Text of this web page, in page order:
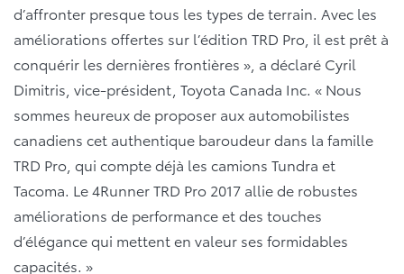
d’affronter presque tous les types de terrain. Avec les
améliorations offertes sur l’édition TRD Pro, il est prêt à
conquérir les dernières frontières », a déclaré Cyril
Dimitris, vice-président, Toyota Canada Inc. « Nous
sommes heureux de proposer aux automobilistes
canadiens cet authentique baroudeur dans la famille
TRD Pro, qui compte déjà les camions Tundra et
Tacoma. Le 4Runner TRD Pro 2017 allie de robustes
améliorations de performance et des touches
d’élégance qui mettent en valeur ses formidables
capacités. »